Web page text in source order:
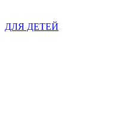
ДЛЯ ДЕТЕЙ